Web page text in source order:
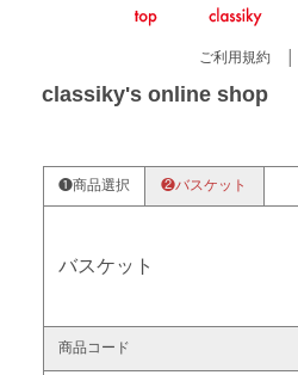
ご利用規約
classiky's online shop
❶商品選択 ❷バスケット
バスケット
商品コード